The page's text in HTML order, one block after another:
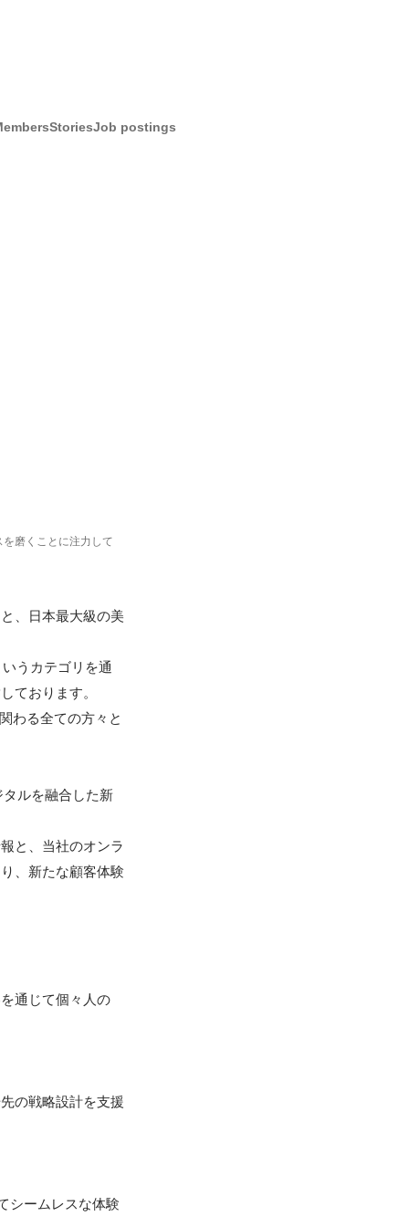
StoriesJob postings
磨くことに注力して
、日本最大級の美
うカテゴリを通
ております。
わる全ての方々と
ルを融合した新
と、当社のオンラ
、新たな顧客体験
通じて個々人の
の戦略設計を支援
シームレスな体験